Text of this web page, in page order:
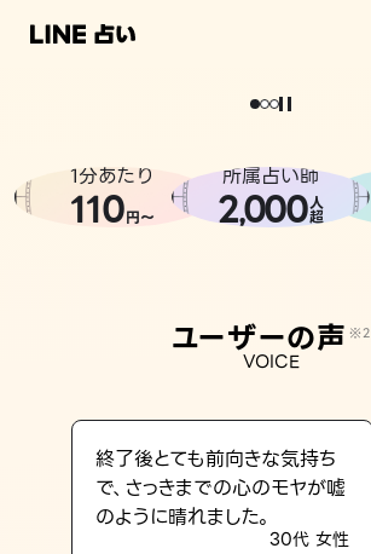
相談事例
どうせなら
。
1分あたり
110円〜
所属占い師
2,000人
超
ユーザーの声 ※2
VOICE
終了後とても前向きな気持ち
で、さっきまでの心のモヤが嘘
のように晴れました。
30代 女性